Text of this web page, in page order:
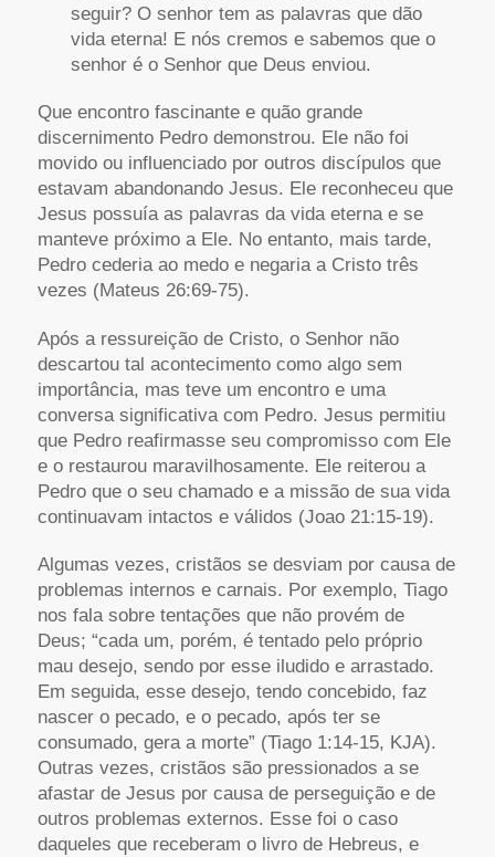
seguir? O senhor tem as palavras que dão
vida eterna! E nós cremos e sabemos que o
senhor é o Senhor que Deus enviou.
Que encontro fascinante e quão grande
discernimento Pedro demonstrou. Ele não foi
movido ou influenciado por outros discípulos que
estavam abandonando Jesus. Ele reconheceu que
Jesus possuía as palavras da vida eterna e se
manteve próximo a Ele. No entanto, mais tarde,
Pedro cederia ao medo e negaria a Cristo três
vezes (Mateus 26:69-75).
Após a ressureição de Cristo, o Senhor não
descartou tal acontecimento como algo sem
importância, mas teve um encontro e uma
conversa significativa com Pedro. Jesus permitiu
que Pedro reafirmasse seu compromisso com Ele
e o restaurou maravilhosamente. Ele reiterou a
Pedro que o seu chamado e a missão de sua vida
continuavam intactos e válidos (Joao 21:15-19).
Algumas vezes, cristãos se desviam por causa de
problemas internos e carnais. Por exemplo, Tiago
nos fala sobre tentações que não provém de
Deus; “cada um, porém, é tentado pelo próprio
mau desejo, sendo por esse iludido e arrastado.
Em seguida, esse desejo, tendo concebido, faz
nascer o pecado, e o pecado, após ter se
consumado, gera a morte” (Tiago 1:14-15, KJA).
Outras vezes, cristãos são pressionados a se
afastar de Jesus por causa de perseguição e de
outros problemas externos. Esse foi o caso
daqueles que receberam o livro de Hebreus, e